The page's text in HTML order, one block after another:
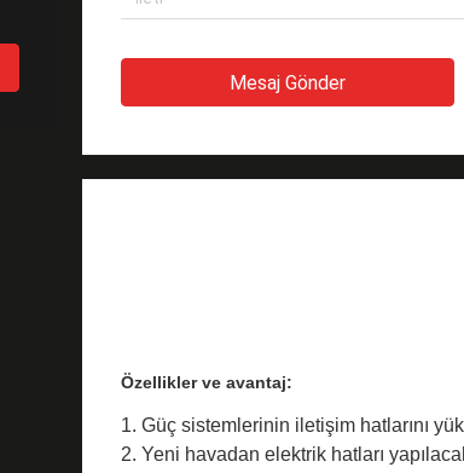
Mesaj Gönder
Özellikler ve avantaj:
1. Güç sistemlerinin iletişim hatlarını
2. Yeni havadan elektrik hatları